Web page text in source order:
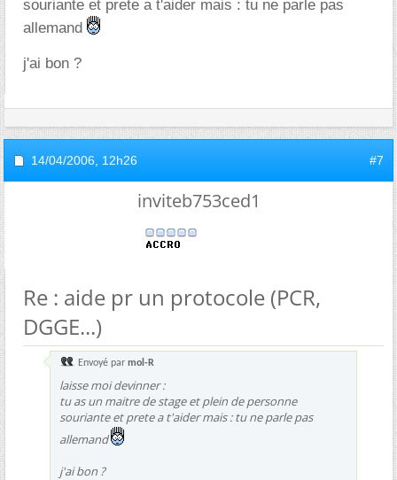
souriante et prete a t'aider mais : tu ne parle pas
allemand
j'ai bon ?
14/04/2006, 12h26 #7
inviteb753ced1
Re : aide pr un protocole (PCR,
DGGE...)
Envoyé par mol-R
laisse moi devinner :
tu as un maitre de stage et plein de personne
souriante et prete a t'aider mais : tu ne parle pas
allemand
j'ai bon ?